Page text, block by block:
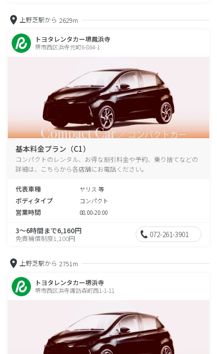
上野芝駅から 2629m
トヨタレンタカー堺鳳浜寺
堺市西区浜寺元町6-864-1
基本料金プラン（C1）
コンパクトのレンタル、お得な割引料金や予約、乗り捨てなどの
詳細は、こちらから各店舗にお電話ください。
代表車種 ヤリス 等
ボディタイプ コンパクト
営業時間 08:00-20:00
3～6時間まで6,160円
免責補償制度1,100円 072-261-3901
上野芝駅から 2751m
トヨタレンタカー堺浜寺
堺市西区浜寺諏訪森町西1-1-11